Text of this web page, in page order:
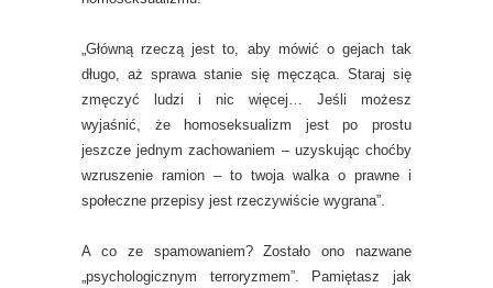
„Główną rzeczą jest to, aby mówić o gejach tak
długo, aż sprawa stanie się męcząca. Staraj się
zmęczyć ludzi i nic więcej… Jeśli możesz
wyjaśnić, że homoseksualizm jest po prostu
jeszcze jednym zachowaniem – uzyskując choćby
wzruszenie ramion – to twoja walka o prawne i
społeczne przepisy jest rzeczywiście wygrana”.
A co ze spamowaniem? Zostało ono nazwane
„psychologicznym terroryzmem”. Pamiętasz jak